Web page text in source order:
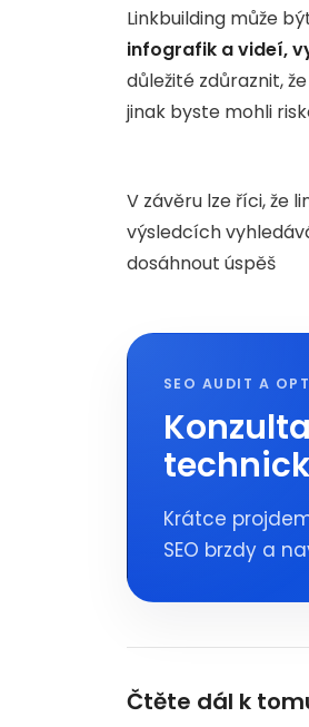
Linkbuilding může
infografik a videí,
důležité zdůraznit,
jinak byste mohli
V závěru lze říci, že
výsledcích
dosáhnout úspěš
SEO AUDIT A
Krátce
SEO brzdy a
Čtěte dál k